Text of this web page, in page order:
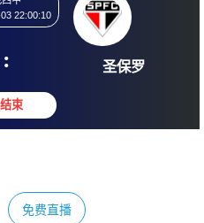
2026-02-03 22:00:10
:
免费直播